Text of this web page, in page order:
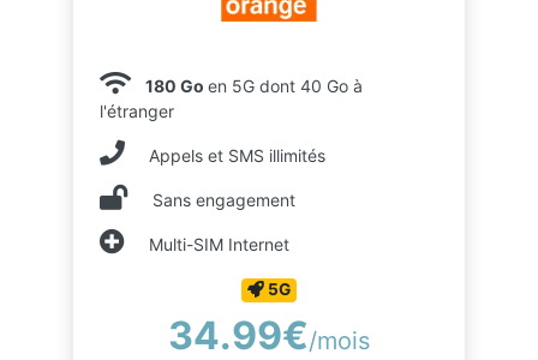
180 Go en 5G dont 40 Go à
l'étranger
Appels et SMS illimités
Sans engagement
Multi-SIM Internet
5G
34.99€/mois